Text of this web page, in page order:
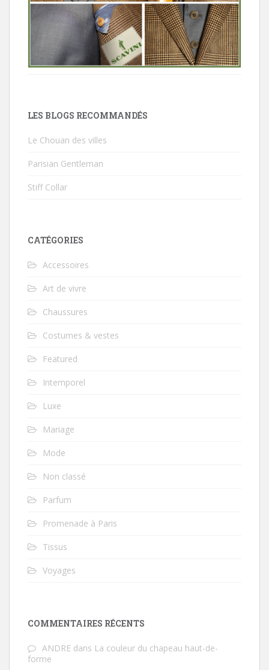
LES BLOGS RECOMMANDÉS
Le Chouan des villes
Parisian Gentleman
Stiff Collar
CATÉGORIES
Accessoires
Art de vivre
Chaussures
Costumes & vestes
Featured
Intemporel
Luxe
Mariage
Mode
Non classé
Parfum
Promenade à Paris
Tissus
Voyages
COMMENTAIRES RÉCENTS
ANDRE dans La couleur du chapeau haut-de-
forme